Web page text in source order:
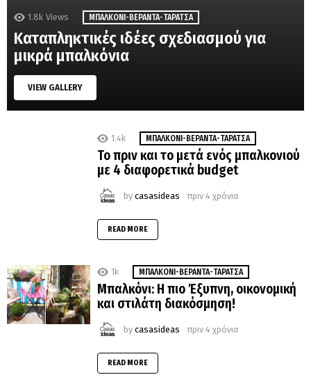
1.8k Views MΠΑΛΚΌΝΙ-ΒΕΡΆΝΤΑ-ΤΑΡΆΤΣΑ
Καταπληκτικές ιδέες σχεδιασμού για
μικρά μπαλκόνια
VIEW GALLERY
1.4k MΠΑΛΚΌΝΙ-ΒΕΡΆΝΤΑ-ΤΑΡΆΤΣΑ
Το πριν και το μετά ενός μπαλκονιού
με 4 διαφορετικά budget
by casasideas πριν 4 χρόνια
READ MORE
1k MΠΑΛΚΌΝΙ-ΒΕΡΆΝΤΑ-ΤΑΡΆΤΣΑ
Μπαλκόνι: Η πιο Έξυπνη, οικονομική
και στιλάτη διακόσμηση!
by casasideas πριν 4 χρόνια
READ MORE